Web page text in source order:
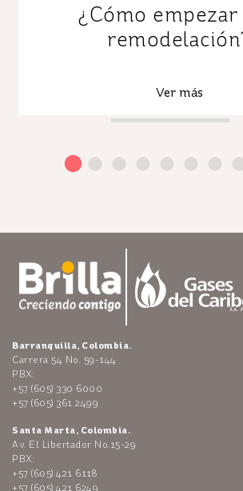
¿Cómo empezar
Ver más
Barranquilla, Colombia.
Carrera 54 No. 59-144
PBX:
+57 (605) 330 6000
+57 (605) 361 2499
Santa Marta, Colombia.
Av. El Libertador No.15-29
PBX:
+57 (605) 421 6118
+57 (605) 421 6249